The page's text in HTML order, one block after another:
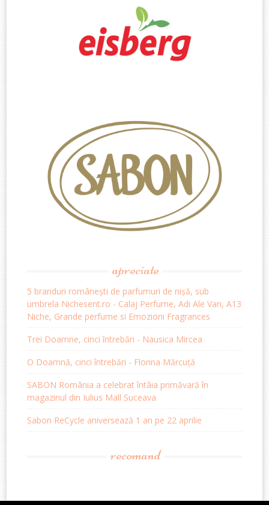
apreciate
5 branduri românești de parfumuri de nișă, sub
umbrela Nichesent.ro - Calaj Perfume, Adi Ale Van, A13
Niche, Grande perfume si Emozioni Fragrances
Trei Doamne, cinci întrebări - Nausica Mircea
O Doamnă, cinci întrebări - Florina Mărcuță
SABON România a celebrat întâia primăvară în
magazinul din Iulius Mall Suceava
Sabon ReCycle aniversează 1 an pe 22 aprilie
recomand